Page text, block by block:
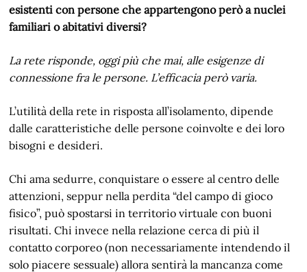
esistenti con persone che appartengono però a nuclei
familiari o abitativi diversi?
La rete risponde, oggi più che mai, alle esigenze di
connessione fra le persone. L’efficacia però varia.
L’utilità della rete in risposta all’isolamento, dipende
dalle caratteristiche delle persone coinvolte e dei loro
bisogni e desideri.
Chi ama sedurre, conquistare o essere al centro delle
attenzioni, seppur nella perdita “del campo di gioco
fisico”, può spostarsi in territorio virtuale con buoni
risultati. Chi invece nella relazione cerca di più il
contatto corporeo (non necessariamente intendendo il
solo piacere sessuale) allora sentirà la mancanza come